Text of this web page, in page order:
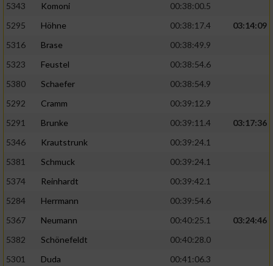
5343
Komoni
00:38:00.5
5295
Höhne 00:38:17.4
03:14:09
5316
Brase
00:38:49.9
5323
Feustel
00:38:54.6
5380
Schaefer
00:38:54.9
5292
Cramm
00:39:12.9
5291
Brunke 00:39:11.4
03:17:36
5346
Krautstrunk
00:39:24.1
5381
Schmuck
00:39:24.1
5374
Reinhardt
00:39:42.1
5284
Herrmann
00:39:54.6
5367
Neumann 00:40:25.1
03:24:46
5382
Schönefeldt
00:40:28.0
5301
Duda 00:41:06.3